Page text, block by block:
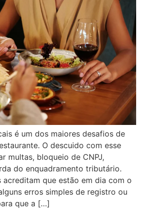
é um dos maiores desafios de
O descuido com esse
multas, bloqueio de CNPJ,
do enquadramento tributário.
acreditam que estão em dia com o
erros simples de registro ou
que a […]